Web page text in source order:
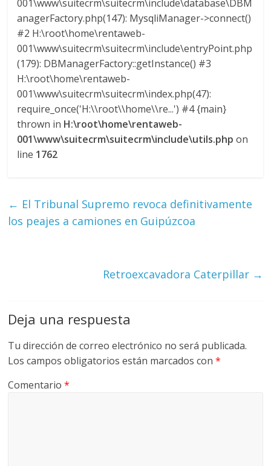
001\www\suitecrm\suitecrm\include\database\DBM
anagerFactory.php(147): MysqliManager->connect()
#2 H:\root\home\rentaweb-
001\www\suitecrm\suitecrm\include\entryPoint.php
(179): DBManagerFactory::getInstance() #3
H:\root\home\rentaweb-
001\www\suitecrm\suitecrm\index.php(47):
require_once('H:\\root\\home\\re...') #4 {main}
thrown in H:\root\home\rentaweb-
001\www\suitecrm\suitecrm\include\utils.php on
line 1762
← El Tribunal Supremo revoca definitivamente
los peajes a camiones en Guipúzcoa
Retroexcavadora Caterpillar →
Deja una respuesta
Tu dirección de correo electrónico no será publicada.
Los campos obligatorios están marcados con*
Comentario*